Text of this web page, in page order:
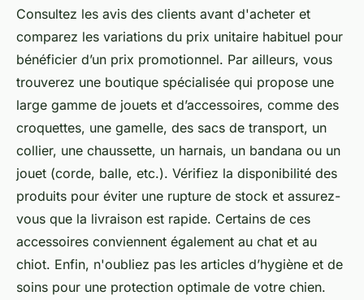
Consultez les avis des clients avant d'acheter et
comparez les variations du prix unitaire habituel pour
bénéficier d’un prix promotionnel. Par ailleurs, vous
trouverez une boutique spécialisée qui propose une
large gamme de jouets et d’accessoires, comme des
croquettes, une gamelle, des sacs de transport, un
collier, une chaussette, un harnais, un bandana ou un
jouet (corde, balle, etc.). Vérifiez la disponibilité des
produits pour éviter une rupture de stock et assurez-
vous que la livraison est rapide. Certains de ces
accessoires conviennent également au chat et au
chiot. Enfin, n'oubliez pas les articles d’hygiène et de
soins pour une protection optimale de votre chien.